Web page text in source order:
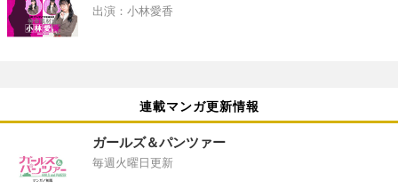
出演：小林愛香
連載マンガ更新情報
ガールズ＆パンツァー
毎週火曜日更新